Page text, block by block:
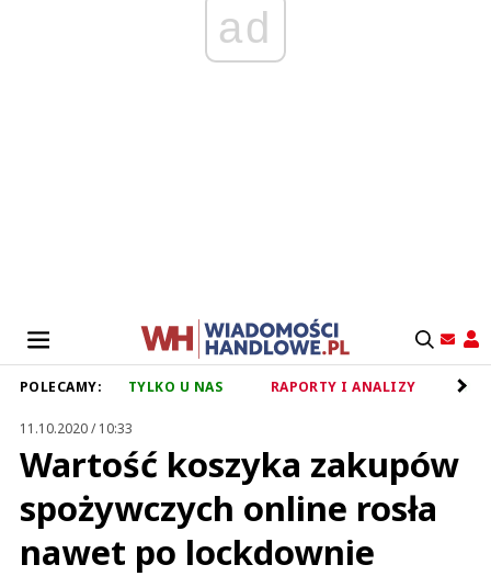
ad
POLECAMY: TYLKO U NAS RAPORTY I ANALIZY
11.10.2020 / 10:33
Wartość koszyka zakupów
spożywczych online rosła
nawet po lockdownie